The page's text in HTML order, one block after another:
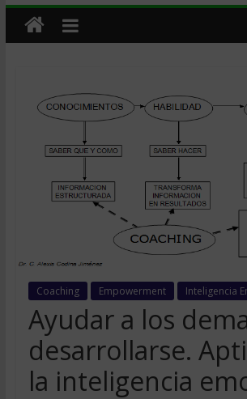
Coaching Empowerment Inteligencia
Ayudar a los
desarrollarse.
la inteligencia